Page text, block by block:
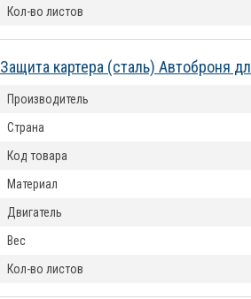
Кол-во листов
Защита картера (сталь) Автоброня
Производитель
Страна
Код товара
Материал
Двигатель
Вес
Кол-во листов